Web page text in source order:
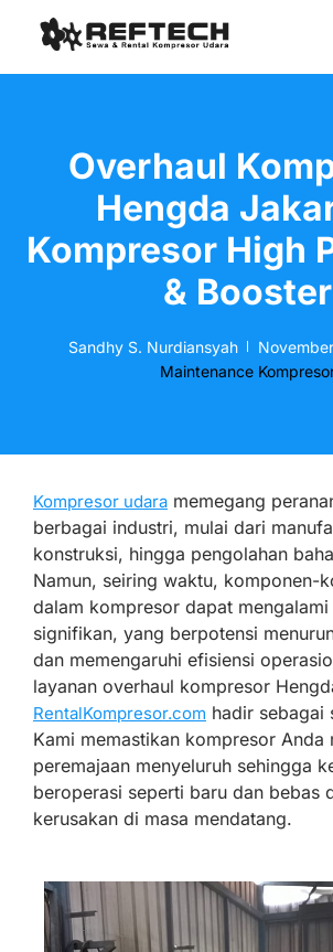
Overhaul
Hengda
Kompresor High
& Booster
Sandhy S. Nurdiansyah
Maintenance
Kompresor udara memegang
berbagai industri, mulai dari
konstruksi, hingga pengolahan
Namun, seiring waktu, komponen-
dalam kompresor dapat mengalami
signifikan, yang berpotensi
dan memengaruhi efisiensi
layanan overhaul kompresor
RentalKompresor.com hadir sebagai
Kami memastikan kompresor Anda
peremajaan menyeluruh sehingga
beroperasi seperti baru dan bebas
kerusakan di masa mendatang.